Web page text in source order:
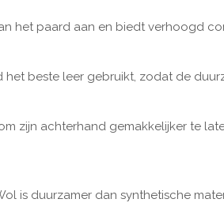
het paard aan en biedt verhoogd
beste leer gebruikt, zodat de
zijn achterhand gemakkelijker te
is duurzamer dan synthetische